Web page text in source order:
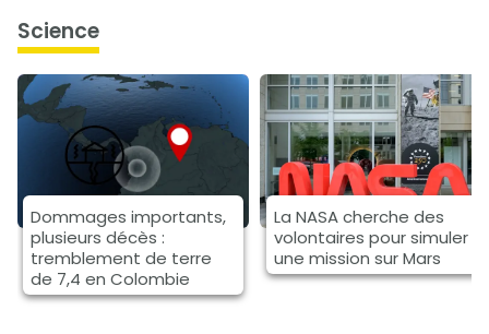
science
Dommages importants,
plusieurs décès :
tremblement de terre
de 7,4 en Colombie
La NASA cherche des
volontaires pour simuler
une mission sur Mars